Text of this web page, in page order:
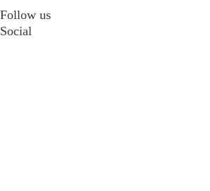
Prima
Prima a tecla de início
Follow us
Social